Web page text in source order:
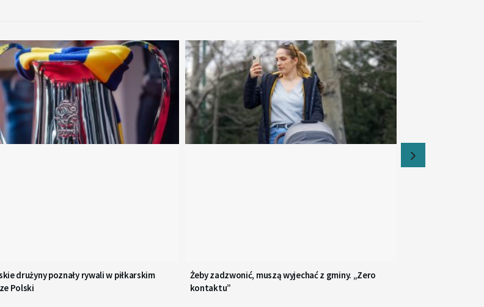
drużyny poznały rywali w piłkarskim
Polski
Żeby zadzwonić, muszą wyjechać z gminy. „Zero
kontaktu”